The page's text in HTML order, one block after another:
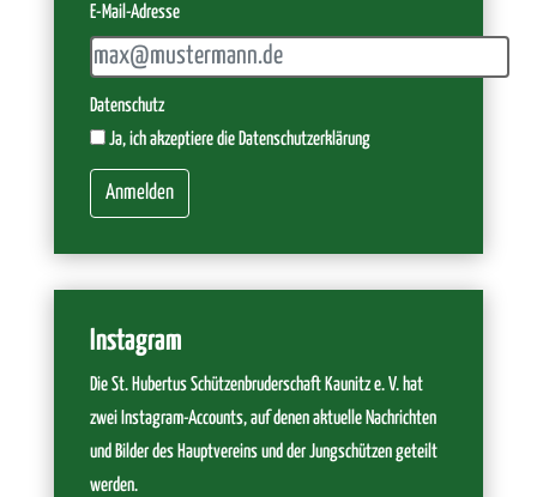
E-Mail-Adresse
Datenschutz
Ja, ich akzeptiere die Datenschutzerklärung
Anmelden
Instagram
Die St. Hubertus Schützenbruderschaft Kaunitz e. V. hat
zwei Instagram-Accounts, auf denen aktuelle Nachrichten
und Bilder des Hauptvereins und der Jungschützen geteilt
werden.